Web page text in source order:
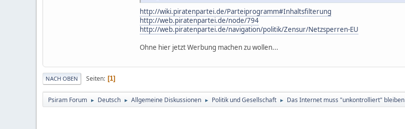
http://wiki.piratenpartei.de/Parteiprogramm#Inhaltsfilterung
http://web.piratenpartei.de/node/794
http://web.piratenpartei.de/navigation/politik/Zensur/Netzsperren-EU
Ohne hier jetzt Werbung machen zu wollen...
NACH OBEN Seiten 1
Psiram Forum ► Deutsch ► Allgemeine Diskussionen ► Politik und Gesellschaft ► Das Internet muss "unkontrolliert" bleiben